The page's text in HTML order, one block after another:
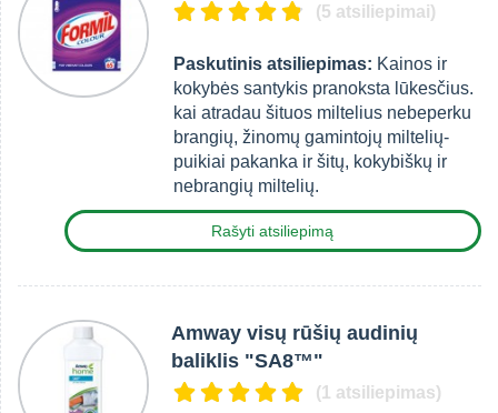
(5 atsiliepimai)
Paskutinis atsiliepimas: Kainos ir
kokybės santykis pranoksta lūkesčius.
kai atradau šituos miltelius nebeperku
brangių, žinomų gamintojų miltelių-
puikiai pakanka ir šitų, kokybiškų ir
nebrangių miltelių.
Rašyti atsiliepimą
Amway visų rūšių audinių
baliklis "SA8™"
(1 atsiliepimas)